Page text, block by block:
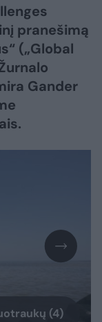
pranešimą
(„Global
Gander
(4)